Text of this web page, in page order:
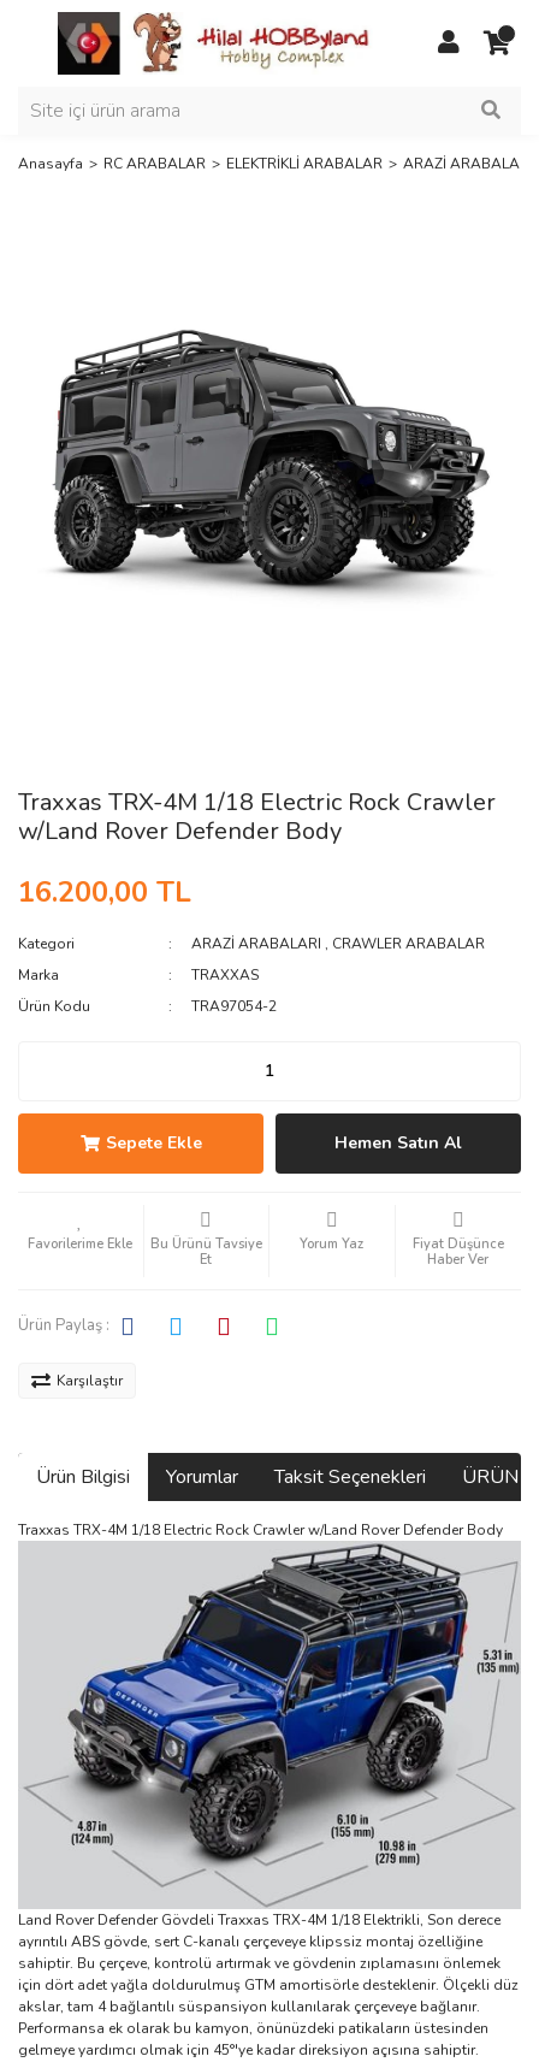
Anasayfa RC ARABALAR ELEKTRİKLİ ARABALAR ARAZİ ARABALARI
Traxxas TRX-4M 1/18 Electric Rock Crawler
w/Land Rover Defender Body
16.200,00 TL
Kategori ARAZİ ARABALARI , CRAWLER ARABALAR
Marka
TRAXXAS
Ürün Kodu
TRA97054-2
Sepete Ekle Hemen Satın Al
Bu Ürünü Tavsiye
Et
Yorum Yaz
Fiyat Düşünce
Haber Ver
Ürün Paylaş :
Karşılaştır
Ürün Bilgisi Yorumlar Taksit Seçenekleri ÜRÜN
Traxxas TRX-4M 1/18 Electric Rock Crawler w/Land Rover Defender Body
Land Rover Defender Gövdeli Traxxas TRX-4M 1/18 Elektrikli, Son derece
ayrıntılı ABS gövde, sert C-kanalı çerçeveye klipssiz montaj özelliğine
sahiptir. Bu çerçeve, kontrolü artırmak ve gövdenin zıplamasını önlemek
için dört adet yağla doldurulmuş GTM amortisörle desteklenir. Ölçekli düz
akslar, tam 4 bağlantılı süspansiyon kullanılarak çerçeveye bağlanır.
Performansa ek olarak bu kamyon, önünüzdeki patikaların üstesinden
gelmeye yardımcı olmak için 45°'ye kadar direksiyon açısına sahiptir.